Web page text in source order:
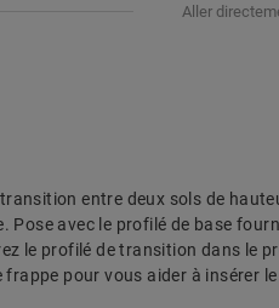
Aller
entre deux sols de
Pose avec le profilé de base
le profilé de transition dans le
frappe pour vous aider à insérer